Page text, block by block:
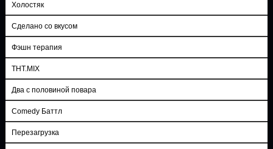
Холостяк
Сделано со вкусом
Фэшн терапия
ТНТ.MIX
Два с половиной повара
Comedy Баттл
Перезагрузка